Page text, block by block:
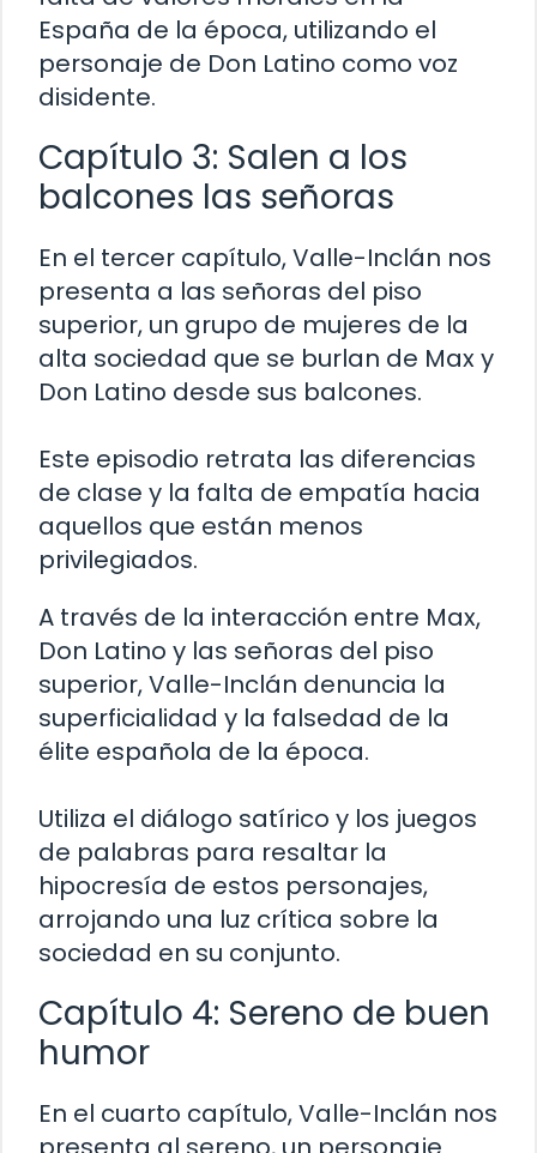
España de la época, utilizando el
personaje de Don Latino como voz
disidente.
Capítulo 3: Salen a los
balcones las señoras
En el tercer capítulo, Valle-Inclán nos
presenta a las señoras del piso
superior, un grupo de mujeres de la
alta sociedad que se burlan de Max y
Don Latino desde sus balcones.
Este episodio retrata las diferencias
de clase y la falta de empatía hacia
aquellos que están menos
privilegiados.
A través de la interacción entre Max,
Don Latino y las señoras del piso
superior, Valle-Inclán denuncia la
superficialidad y la falsedad de la
élite española de la época.
Utiliza el diálogo satírico y los juegos
de palabras para resaltar la
hipocresía de estos personajes,
arrojando una luz crítica sobre la
sociedad en su conjunto.
Capítulo 4: Sereno de buen
humor
En el cuarto capítulo, Valle-Inclán nos